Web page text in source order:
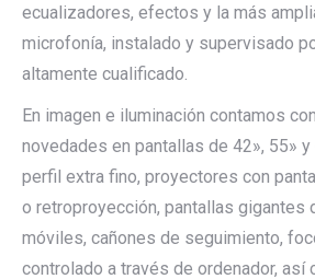
ecualizadores, efectos y la más
microfonía, instalado y supervisado
altamente cualificado.
En imagen e iluminación contamos
novedades en pantallas de 42», 55»
perfil extra fino, proyectores con
o retroproyección, pantallas gigantes
móviles, cañones de seguimiento,
controlado a través de ordenador, así